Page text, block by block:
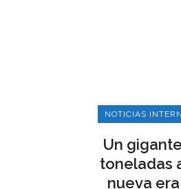
NOTICIAS
Un
toneladas
nueva